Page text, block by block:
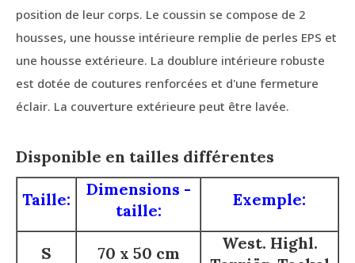
position de leur corps. Le coussin se compose de 2
housses, une housse intérieure remplie de perles EPS et
une housse extérieure. La doublure intérieure robuste
est dotée de coutures renforcées et d'une fermeture
éclair. La couverture extérieure peut être lavée.
Disponible en tailles différentes
Taille:
Dimensions -
taille:
Exemple:
S 70 x 50 cm
West. Highl.